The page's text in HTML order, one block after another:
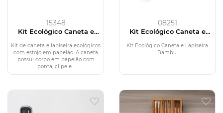
15348
Kit Ecológico Caneta e
Kit de caneta e lapiseira ecológicos
com estojo em papelão. A caneta
possui corpo em papelão com
ponta, clipe e...
08251
Kit Ecológico Caneta e
Kit Ecológico Caneta e Lapiseira
Bambu.